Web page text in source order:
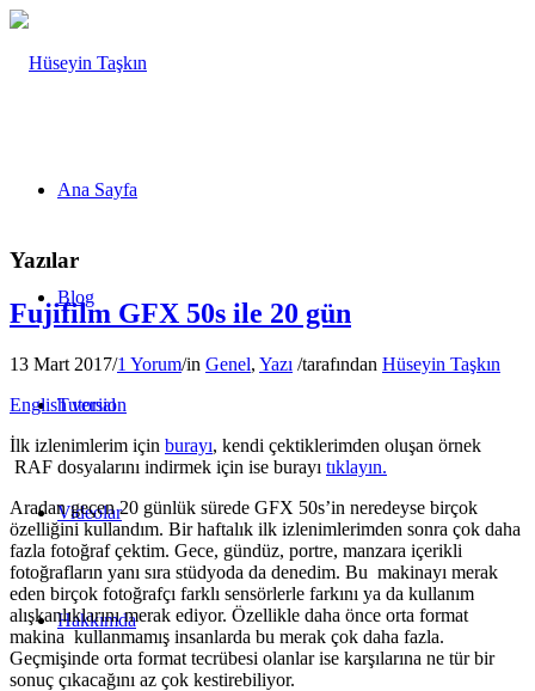
Ana Sayfa
Blog
Tutorial
Videolar
Hakkımda
Yazılar
Fujifilm GFX 50s ile 20 gün
13 Mart 2017/1 Yorum/in Genel, Yazı /tarafından Hüseyin Taşkın
English version
İlk izlenimlerim için burayı, kendi çektiklerimden oluşan örnek
RAF dosyalarını indirmek için ise burayı tıklayın.
Aradan geçen 20 günlük sürede GFX 50s’in neredeyse birçok
özelliğini kullandım. Bir haftalık ilk izlenimlerimden sonra çok daha
fazla fotoğraf çektim. Gece, gündüz, portre, manzara içerikli
fotoğrafların yanı sıra stüdyoda da denedim. Bu makinayı merak
eden birçok fotoğrafçı farklı sensörlerle farkını ya da kullanım
alışkanlıklarını merak ediyor. Özellikle daha önce orta format
makina kullanmamış insanlarda bu merak çok daha fazla.
Geçmişinde orta format tecrübesi olanlar ise karşılarına ne tür bir
sonuç çıkacağını az çok kestirebiliyor.